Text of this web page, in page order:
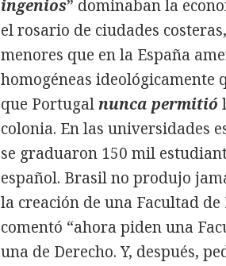
ingenios” dominaban la
el rosario de ciudades
menores que en la España
homogéneas ideológicamente
que Portugalnunca permitió
colonia. En las universidades
se graduaron 150 mil
español. Brasil no produjo
la creación de una Facultad
comentó “ahora piden una
una de Derecho. Y, después,